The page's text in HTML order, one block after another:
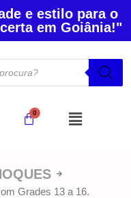
e estilo para o
em Goiânia!"
Grades 13 a 16.